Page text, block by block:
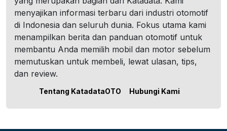
menyajikan informasi terbaru dari industri otomotif
di Indonesia dan seluruh dunia. Fokus utama kami
menampilkan berita dan panduan otomotif untuk
membantu Anda memilih mobil dan motor sebelum
memutuskan untuk membeli, lewat ulasan, tips,
dan review.
Tentang KatadataOTO Hubungi Kami